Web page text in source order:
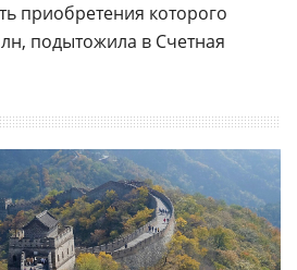
приобретения которого
подытожила в Счетная